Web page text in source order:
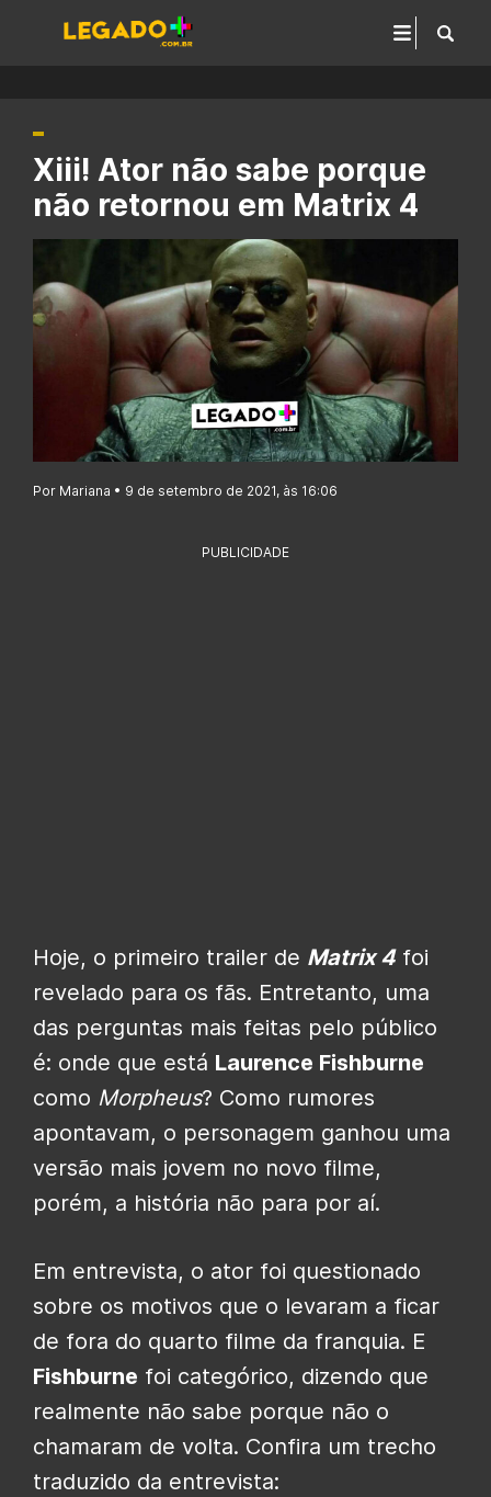
Xiii! Ator não sabe porque
não retornou em Matrix 4
Por Mariana • 9 de setembro de 2021, às 16:06
PUBLICIDADE
Hoje, o primeiro trailer de Matrix 4foi
revelado para os fãs. Entretanto, uma
das perguntas mais feitas pelo público
é: onde que está Laurence Fishburne
como Morpheus? Como rumores
apontavam, o personagem ganhou uma
versão mais jovem no novo filme,
porém, a história não para por aí.
Em entrevista, o ator foi questionado
sobre os motivos que o levaram a ficar
de fora do quarto filme da franquia. E
Fishburne foi categórico, dizendo que
realmente não sabe porque não o
chamaram de volta. Confira um trecho
traduzido da entrevista: